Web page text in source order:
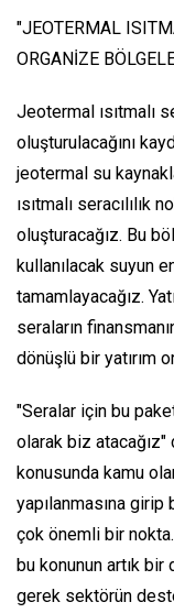
"JEOTERMAL
ORGANİZE
Jeotermal ısıtmalı
oluşturulacağını
jeotermal su
ısıtmalı seracılılık
oluşturacağız. Bu
kullanılacak suyun
tamamlayacağız.
seraların
dönüşlü bir yatırım
"Seralar için bu
olarak biz
konusunda kamu
yapılanmasına
çok önemli bir
bu konunun artık
gerek sektörün